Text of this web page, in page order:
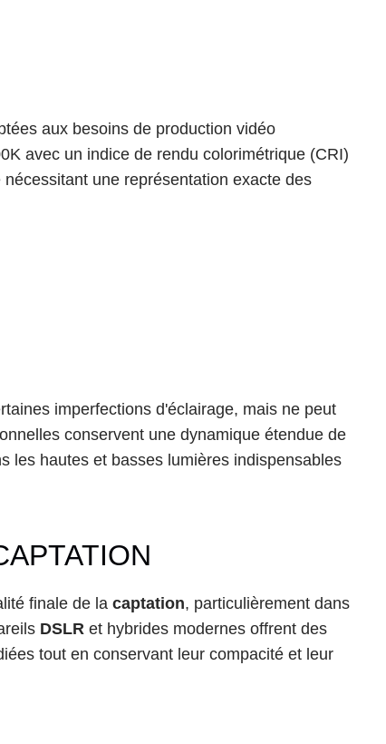
aux besoins de production vidéo
avec un indice de rendu colorimétrique (CRI)
une représentation exacte des
imperfections d'éclairage, mais ne peut
conservent une dynamique étendue de
les hautes et basses lumières indispensables
finale de la captation, particulièrement dans
DSLR et hybrides modernes offrent des
tout en conservant leur compacité et leur